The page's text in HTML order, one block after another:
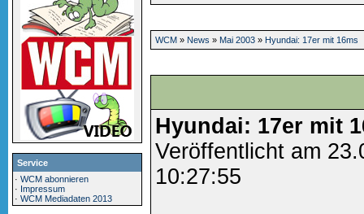
Service
·WCM abonnieren
· Impressum
·WCM Mediadaten 2013
WCM» News » Mai 2003» Hyundai: 17er mit 16ms
Hyundai: 17er mit
Veröffentlicht am
10:27:55